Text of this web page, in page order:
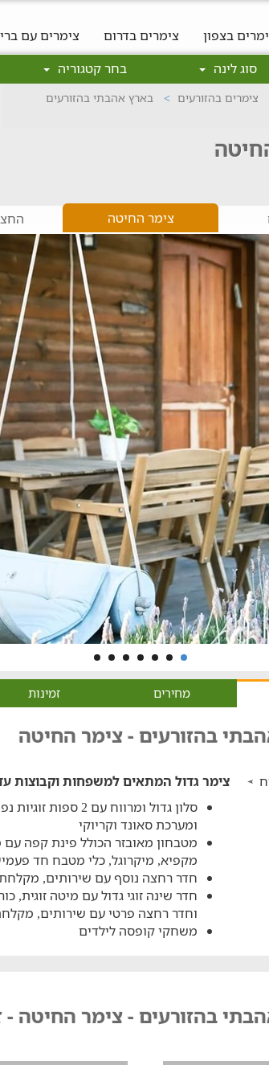
בצפון צימרים בדרום צימרים עם
סוג לינה בחר קטגוריה
צימרים בהזורעים
בארץ אהבתי בהזורעים
צימר החיטה
מחירים זמינות
בהזורעים - צימר החיטה
צימר גדול המתאים למשפחות וקבוצות עד 9 איש
סלון גדול ומרווח
ומערכת סאונד וקריוקי
מקפיא, מיקרוגל, כלי מטבח חד
חדר רחצה נוסף עם שירותים,
חדר שינה זוגי גדול עם מיטה זוגית,
וחדר רחצה פרטי עם שירותים,
משחקי קופסה לילדים
בהזורעים - צימר החיטה -